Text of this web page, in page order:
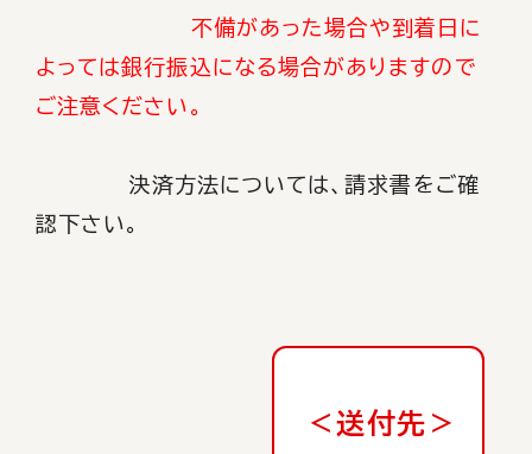
不備があった場合や到着日に
よっては銀行振込になる場合がありますので
ご注意ください。
決済方法については、請求書をご確
認下さい。
＜送付先＞